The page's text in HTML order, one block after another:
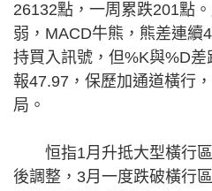
26132點，一周累跌201點
弱，MACD牛熊，熊差連續
持買入訊號，但%K與%D
報47.97，保歷加通道橫行
局。
恒指1月升抵大型橫行區
後調整，3月一度跌破橫行